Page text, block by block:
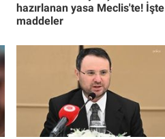
hazırlanan yasa Meclis'te! İşte
maddeler